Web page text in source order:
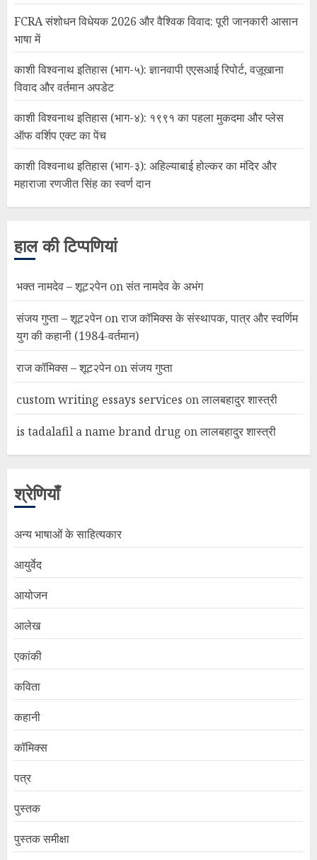
FCRA संशोधन विधेयक 2026 और वैश्विक विवाद: पूरी जानकारी आसान
भाषा में
काशी विश्वनाथ इतिहास (भाग-५): ज्ञानवापी एएसआई रिपोर्ट, वज़ूखाना
विवाद और वर्तमान अपडेट
काशी विश्वनाथ इतिहास (भाग-४): १९९१ का पहला मुकदमा और प्लेस
ऑफ वर्शिप एक्ट का पेंच
काशी विश्वनाथ इतिहास (भाग-३): अहिल्याबाई होल्कर का मंदिर और
महाराजा रणजीत सिंह का स्वर्ण दान
हाल की टिप्पणियां
भक्त नामदेव – शूट२पेनonसंत नामदेव के अभंग
संजय गुप्ता – शूट२पेनonराज कॉमिक्स के संस्थापक, पात्र और स्वर्णिम
युग की कहानी (1984-वर्तमान)
राज कॉमिक्स – शूट२पेनonसंजय गुप्ता
custom writing essays services onलालबहादुर शास्त्री
is tadalafil a name brand drug onलालबहादुर शास्त्री
श्रेणियाँ
अन्य भाषाओं के साहित्यकार
आयुर्वेद
आयोजन
आलेख
एकांकी
कविता
कहानी
कॉमिक्स
पत्र
पुस्तक
पुस्तक समीक्षा